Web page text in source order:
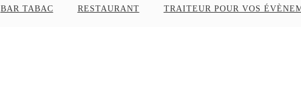
BAR TABAC RESTAURANT TRAITEUR POUR VOS